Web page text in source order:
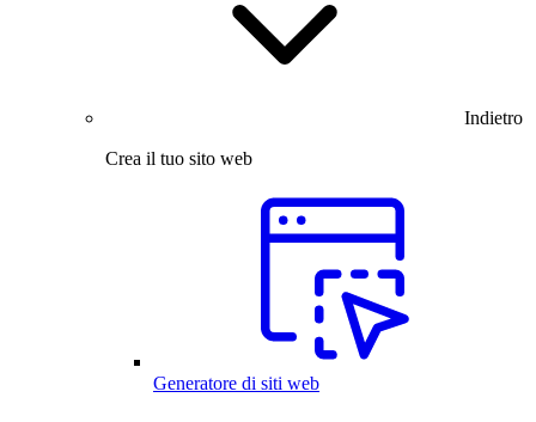
Indietro
Crea il tuo sito web
Generatore di siti web